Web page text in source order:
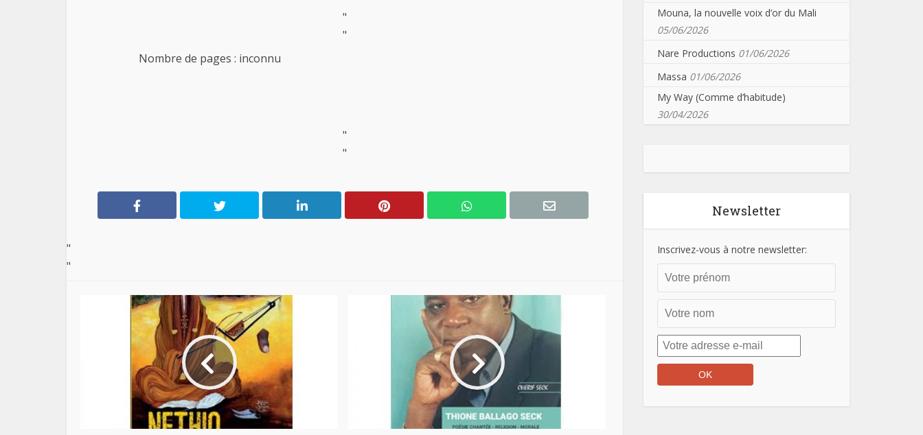
"
"
Nombre de pages : inconnu
"
"
"
"
Mouna, la nouvelle voix d’or du Mali
05/06/2026
Nare Productions 01/06/2026
Massa 01/06/2026
My Way (Comme d’habitude)
30/04/2026
Newsletter
Inscrivez-vous à notre newsletter: